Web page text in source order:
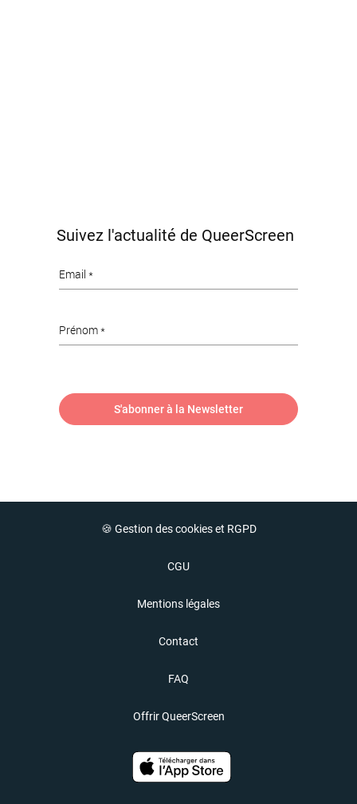
Suivez l'actualité de QueerScreen
Email
Prénom
S'abonner à la Newsletter
🍪 Gestion des cookies et RGPD
CGU
Mentions légales
Contact
FAQ
Offrir QueerScreen